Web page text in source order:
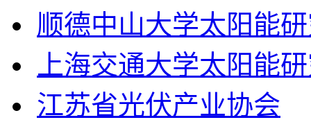
顺德中山大学太阳能
上海交通大学太阳能
江苏省光伏产业协会